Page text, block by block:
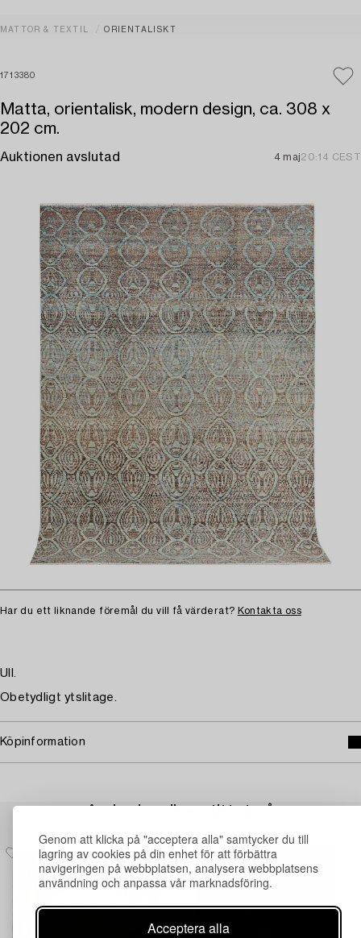
Genom att klicka på "acceptera alla" samtycker du till
lagring av cookies på din enhet för att förbättra
navigeringen på webbplatsen, analysera webbplatsens
användning och anpassa vår marknadsföring.
Acceptera alla
MATTOR & TEXTIL ORIENTALISKT
1713380
Matta, orientalisk, modern design, ca. 308 x
202 cm.
Auktionen avslutad 4 maj20:14 CEST
Har du ett liknande föremål du vill få värderat? Kontakta oss
Ull.
Obetydligt ytslitage.
Köpinformation